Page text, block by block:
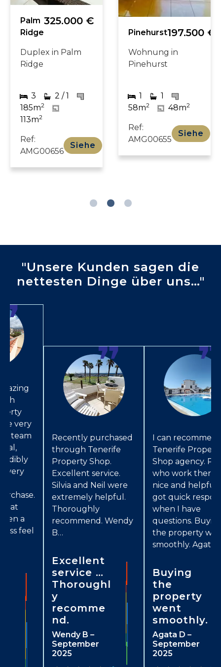
Palm
Ridge
325.000 €
Duplex in Palm
Ridge
3
2 / 1
185m2
113m2
Ref:
AMG00656
Siehe
Pinehurst197.500 €
Wohnung in
Pinehurst
1
1
58m2 48m2
Ref:
AMG00655
Siehe
"Unsere Kunden sagen die
nettesten Dinge über uns…"
❞
Recently purchased
through Tenerife
Property Shop.
Excellent service.
Silvia and Neil were
extremely helpful.
Thoroughly
recommend. Wendy
B…
Excellent
service …
Thoroughl
recomme
nd.
Wendy B –
September
❞
I can recommend
Tenerife Property
Shop agency. People
who work there are
nice and helpful. I
got quick responses
when I have
questions. Buying
the property went
smoothly. Agata D…
Buying
the
property
smoothly.
Agata D –
September